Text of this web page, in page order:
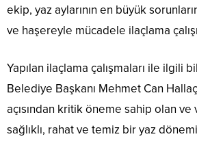
ekip, yaz aylarının en büyük
ve haşereyle mücadele ilaçlama
Yapılan ilaçlama çalışmaları ile ilgili
Belediye Başkanı Mehmet Can
açısından kritik öneme sahip olan ve
sağlıklı, rahat ve temiz bir yaz